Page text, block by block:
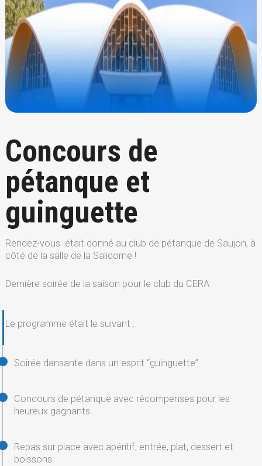
Concours de
pétanque et
guinguette
Rendez-vous était donné au club de pétanque de Saujon, à
côté de la salle de la Salicorne !
Dernière soirée de la saison pour le club du CERA
Le programme était le suivant :
Soirée dansante dans un esprit “guinguette”
Concours de pétanque avec récompenses pour les
heureux gagnants
Repas sur place avec apéritif, entrée, plat, dessert et
boissons